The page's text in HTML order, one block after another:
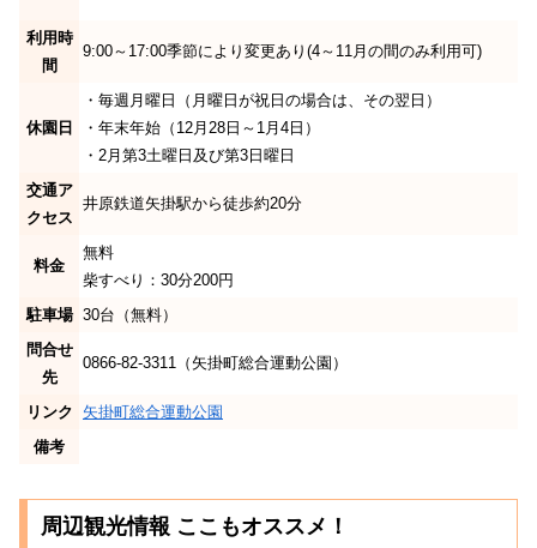
利用時
間
9:00～17:00季節により変更あり(4～11月の間のみ利用可)
休園日
・毎週月曜日（月曜日が祝日の場合は、その翌日）
・年末年始（12月28日～1月4日）
・2月第3土曜日及び第3日曜日
交通ア
クセス
井原鉄道矢掛駅から徒歩約20分
料金
無料
柴すべり：30分200円
駐車場 30台（無料）
問合せ
先
0866-82-3311（矢掛町総合運動公園）
リンク
矢掛町総合運動公園
備考
周辺観光情報 ここもオススメ！